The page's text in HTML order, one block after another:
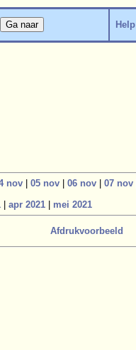
Help
nov 05 nov 06 nov 07 nov
apr 2021 mei 2021
Afdrukvoorbeeld